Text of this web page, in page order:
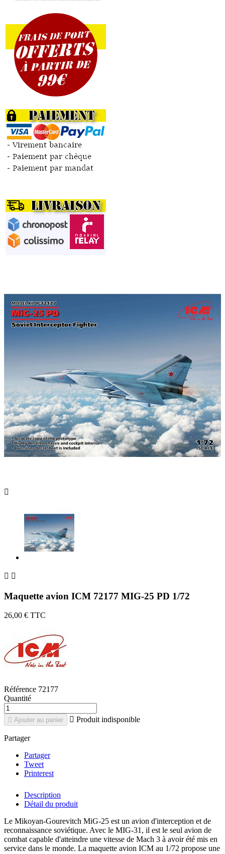

 
Maquette avion ICM 72177 MIG-25 PD 1/72
26,00 € TTC
Référence 72177
Quantité
 Ajouter au panier  Produit indisponible
Partager
Partager
Tweet
Printerest
Description
Détail du produit
Le Mikoyan-Gourevitch MiG-25 est un avion d'interception et de
reconnaissance soviétique. Avec le MIG-31, il est le seul avion de
combat capable d'atteindre une vitesse de Mach 3 à avoir été mis en
service dans le monde. La maquette avion ICM au 1/72 propose une